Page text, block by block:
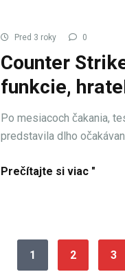
Pred 3 roky 0
Counter
funkcie,
Po mesiacoch čakania,
predstavila dlho
Prečítajte si viac "
1 2 3